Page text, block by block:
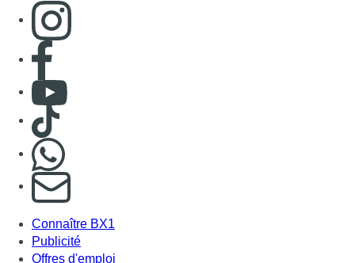
Consulter page Instagram
Consulter page Facebook
Consulter Youtube
Consulter TikTok
S'abonner à notre newsletter
Connaître BX1
Publicité
Offres d'emploi